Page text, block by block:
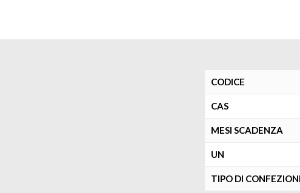
CODICE
CAS
MESI SCADENZA
UN
TIPO DI